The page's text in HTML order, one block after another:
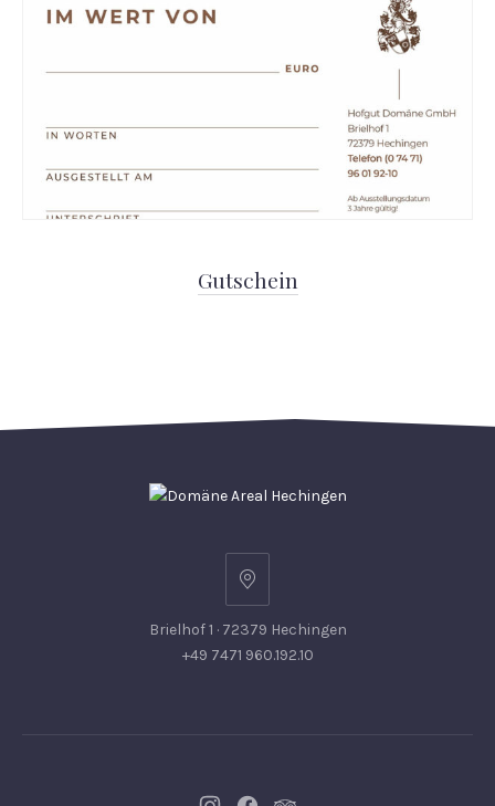
Gutschein
Brielhof 1 · 72379 Hechingen
+49 7471 960.192.10